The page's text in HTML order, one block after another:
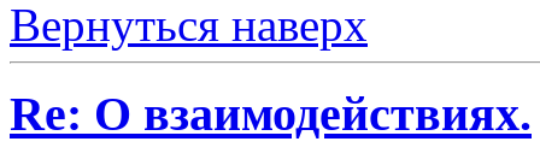
Вернуться наверх
Re: О взаимодействиях.